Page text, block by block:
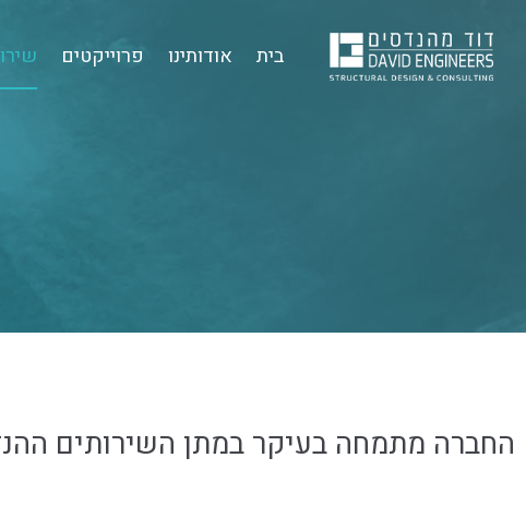
בית אודותינו פרוייקטים
החברה מתמחה בעיקר במתן השירותים